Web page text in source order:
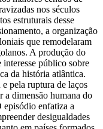
nos séculos
estruturais desse
a organização
que remodelaram
A produção do
público sobre
da história atlântica.
pela ruptura de laços
a dimensão humana do
episódio enfatiza a
desigualdades